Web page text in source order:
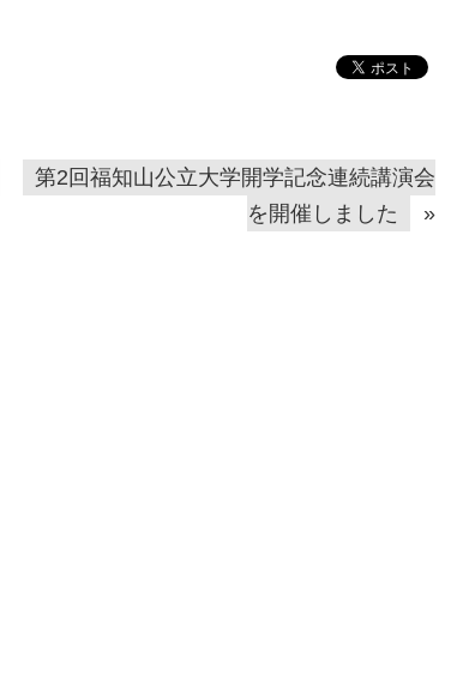
第2回福知山公立大学開学記念連続講演会
を開催しました
»